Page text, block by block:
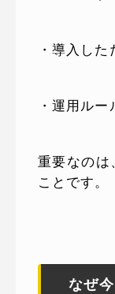
・導入し
・運用ル
重要なのは
ことです。
なぜ